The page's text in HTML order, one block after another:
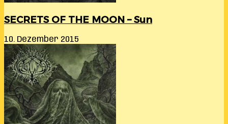
SECRETS OF THE MOON – Sun
10. Dezember 2015